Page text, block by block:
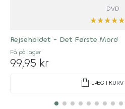
DVD
★★★★★
Rejseholdet - Det Første Mord
Få på lager
99,95 kr
shopping_bag LÆG I KURV